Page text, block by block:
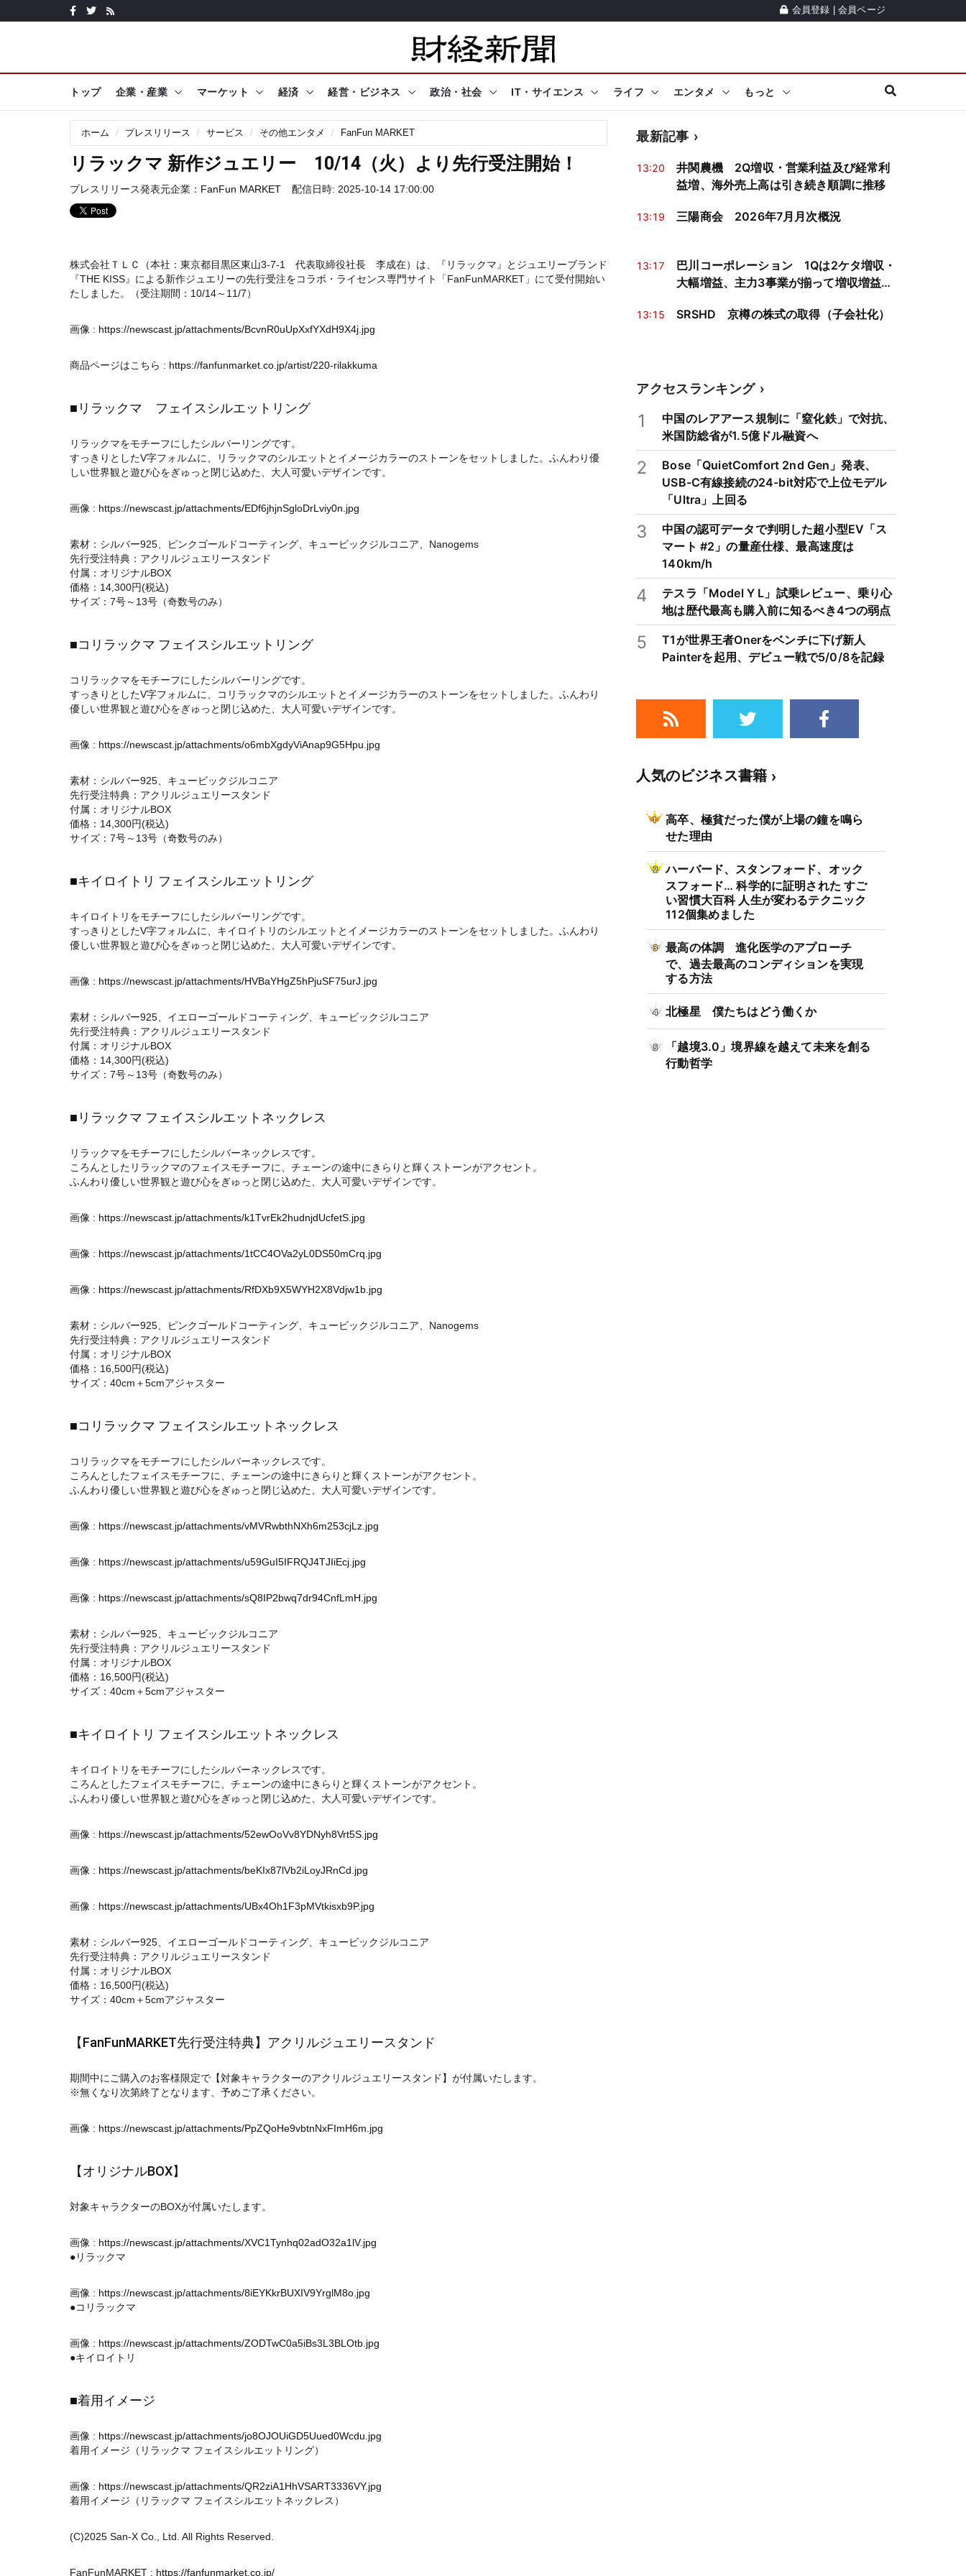
会員登録 会員ページ
トップ 企業・産業 マーケット 経済 経営・ビジネス 政治・社会 IT・サイエンス ライフ エンタメ もっと
ホーム プレスリリース サービス その他エンタメ FanFun MARKET
リラックマ 新作ジュエリー 10/14（火）より先行受注開始！
プレスリリース発表元企業： FanFun MARKET 配信日時: 2025-10-14 17:00:00
株式会社ＴＬＣ（本社：東京都目黒区東山3-7-1 代表取締役社長 李成在）は、『リラックマ』とジュエリーブランド
『THE KISS』による新作ジュエリーの先行受注をコラボ・ライセンス専門サイト「FanFunMARKET」にて受付開始い
たしました。（受注期間：10/14～11/7）
画像 : https://newscast.jp/attachments/BcvnR0uUpXxfYXdH9X4j.jpg
商品ページはこちら : https://fanfunmarket.co.jp/artist/220-rilakkuma
■リラックマ フェイスシルエットリング
リラックマをモチーフにしたシルバーリングです。
すっきりとしたV字フォルムに、リラックマのシルエットとイメージカラーのストーンをセットしました。ふんわり優
しい世界観と遊び心をぎゅっと閉じ込めた、大人可愛いデザインです。
画像 : https://newscast.jp/attachments/EDf6jhjnSgloDrLviy0n.jpg
素材：シルバー925、ピンクゴールドコーティング、キュービックジルコニア、Nanogems
先行受注特典：アクリルジュエリースタンド
付属：オリジナルBOX
価格：14,300円(税込)
サイズ：7号～13号（奇数号のみ）
■コリラックマ フェイスシルエットリング
コリラックマをモチーフにしたシルバーリングです。
すっきりとしたV字フォルムに、コリラックマのシルエットとイメージカラーのストーンをセットしました。ふんわり
優しい世界観と遊び心をぎゅっと閉じ込めた、大人可愛いデザインです。
画像 : https://newscast.jp/attachments/o6mbXgdyViAnap9G5Hpu.jpg
素材：シルバー925、キュービックジルコニア
先行受注特典：アクリルジュエリースタンド
付属：オリジナルBOX
価格：14,300円(税込)
サイズ：7号～13号（奇数号のみ）
■キイロイトリ フェイスシルエットリング
キイロイトリをモチーフにしたシルバーリングです。
すっきりとしたV字フォルムに、キイロイトリのシルエットとイメージカラーのストーンをセットしました。ふんわり
優しい世界観と遊び心をぎゅっと閉じ込めた、大人可愛いデザインです。
画像 : https://newscast.jp/attachments/HVBaYHgZ5hPjuSF75urJ.jpg
素材：シルバー925、イエローゴールドコーティング、キュービックジルコニア
先行受注特典：アクリルジュエリースタンド
付属：オリジナルBOX
価格：14,300円(税込)
サイズ：7号～13号（奇数号のみ）
■リラックマ フェイスシルエットネックレス
リラックマをモチーフにしたシルバーネックレスです。
ころんとしたリラックマのフェイスモチーフに、チェーンの途中にきらりと輝くストーンがアクセント。
ふんわり優しい世界観と遊び心をぎゅっと閉じ込めた、大人可愛いデザインです。
画像 : https://newscast.jp/attachments/k1TvrEk2hudnjdUcfetS.jpg
画像 : https://newscast.jp/attachments/1tCC4OVa2yL0DS50mCrq.jpg
画像 : https://newscast.jp/attachments/RfDXb9X5WYH2X8Vdjw1b.jpg
素材：シルバー925、ピンクゴールドコーティング、キュービックジルコニア、Nanogems
先行受注特典：アクリルジュエリースタンド
付属：オリジナルBOX
価格：16,500円(税込)
サイズ：40cm＋5cmアジャスター
■コリラックマ フェイスシルエットネックレス
コリラックマをモチーフにしたシルバーネックレスです。
ころんとしたフェイスモチーフに、チェーンの途中にきらりと輝くストーンがアクセント。
ふんわり優しい世界観と遊び心をぎゅっと閉じ込めた、大人可愛いデザインです。
画像 : https://newscast.jp/attachments/vMVRwbthNXh6m253cjLz.jpg
画像 : https://newscast.jp/attachments/u59GuI5IFRQJ4TJIiEcj.jpg
画像 : https://newscast.jp/attachments/sQ8IP2bwq7dr94CnfLmH.jpg
素材：シルバー925、キュービックジルコニア
先行受注特典：アクリルジュエリースタンド
付属：オリジナルBOX
価格：16,500円(税込)
サイズ：40cm＋5cmアジャスター
■キイロイトリ フェイスシルエットネックレス
キイロイトリをモチーフにしたシルバーネックレスです。
ころんとしたフェイスモチーフに、チェーンの途中にきらりと輝くストーンがアクセント。
ふんわり優しい世界観と遊び心をぎゅっと閉じ込めた、大人可愛いデザインです。
画像 : https://newscast.jp/attachments/52ewOoVv8YDNyh8Vrt5S.jpg
画像 : https://newscast.jp/attachments/beKIx87lVb2iLoyJRnCd.jpg
画像 : https://newscast.jp/attachments/UBx4Oh1F3pMVtkisxb9P.jpg
素材：シルバー925、イエローゴールドコーティング、キュービックジルコニア
先行受注特典：アクリルジュエリースタンド
付属：オリジナルBOX
価格：16,500円(税込)
サイズ：40cm＋5cmアジャスター
【FanFunMARKET先行受注特典】アクリルジュエリースタンド
期間中にご購入のお客様限定で【対象キャラクターのアクリルジュエリースタンド】が付属いたします。
※無くなり次第終了となります、予めご了承ください。
画像 : https://newscast.jp/attachments/PpZQoHe9vbtnNxFImH6m.jpg
【オリジナルBOX】
対象キャラクターのBOXが付属いたします。
画像 : https://newscast.jp/attachments/XVC1Tynhq02adO32a1lV.jpg
●リラックマ
画像 : https://newscast.jp/attachments/8iEYKkrBUXIV9YrglM8o.jpg
●コリラックマ
画像 : https://newscast.jp/attachments/ZODTwC0a5iBs3L3BLOtb.jpg
●キイロイトリ
■着用イメージ
画像 : https://newscast.jp/attachments/jo8OJOUiGD5Uued0Wcdu.jpg
着用イメージ（リラックマ フェイスシルエットリング）
画像 : https://newscast.jp/attachments/QR2ziA1HhVSART3336VY.jpg
着用イメージ（リラックマ フェイスシルエットネックレス）
(C)2025 San-X Co., Ltd. All Rights Reserved.
FanFunMARKET : https://fanfunmarket.co.jp/
最新記事
13:20
井関農機 2Q増収・営業利益及び経常利
益増、海外売上高は引き続き順調に推移
13:19 三陽商会 2026年7月月次概況
13:17
巴川コーポレーション 1Qは2ケタ増収・
大幅増益、主力3事業が揃って増収増益を
13:15 SRSHD 京樽の株式の取得（子会社化）
アクセスランキング
1
中国のレアアース規制に「窒化鉄」で対抗、
米国防総省が1.5億ドル融資へ
2
Bose「QuietComfort 2nd Gen」発表、
USB-C有線接続の24-bit対応で上位モデル
「Ultra」上回る
3
中国の認可データで判明した超小型EV「ス
マート #2」の量産仕様、最高速度は
140km/h
4
テスラ「Model Y L」試乗レビュー、乗り心
地は歴代最高も購入前に知るべき4つの弱点
5
T1が世界王者Onerをベンチに下げ新人
Painterを起用、デビュー戦で5/0/8を記録
人気のビジネス書籍
高卒、極貧だった僕が上場の鐘を鳴ら
せた理由
ハーバード、スタンフォード、オック
スフォード… 科学的に証明された すご
い習慣大百科 人生が変わるテクニック
112個集めました
最高の体調 進化医学のアプローチ
で、過去最高のコンディションを実現
する方法
北極星 僕たちはどう働くか
「越境3.0」境界線を越えて未来を創る
行動哲学